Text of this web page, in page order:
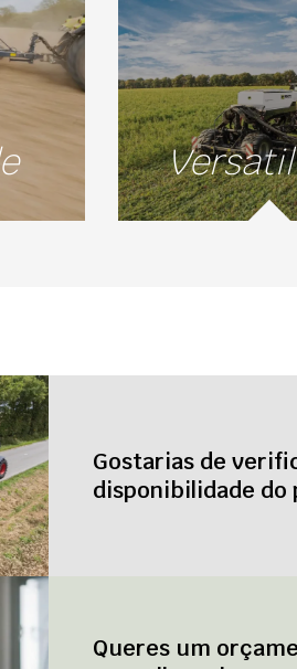
Gostarias de
disponibilidade do
Queres um